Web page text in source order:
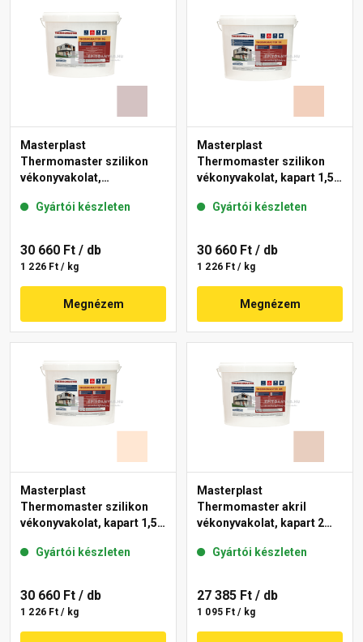
Masterplast
Thermomaster szilikon
vékonyvakolat,
20-E 25 kg
Gyártói készleten
30 660 Ft / db
1 226 Ft / kg
Megnézem
Masterplast
Thermomaster szilikon
vékonyvakolat, kapart 1,5
Gyártói készleten
30 660 Ft / db
1 226 Ft / kg
Megnézem
Masterplast
Thermomaster szilikon
vékonyvakolat, kapart 1,5
Gyártói készleten
30 660 Ft / db
1 226 Ft / kg
Masterplast
Thermomaster akril
vékonyvakolat, kapart 2
Gyártói készleten
27 385 Ft / db
1 095 Ft / kg